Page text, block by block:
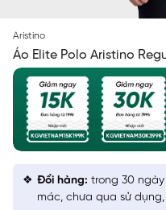
Aristino
Áo Elite Polo Aristino
Đổi hàng: trong 30
mác, chưa qua sử